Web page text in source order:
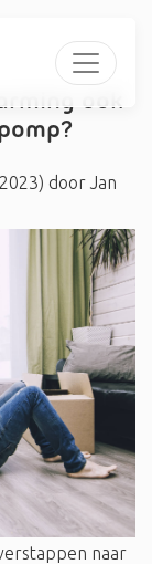
ook
door Jan
naar